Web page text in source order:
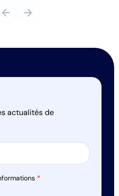
arrow_back arrow_forward
actualités de
*